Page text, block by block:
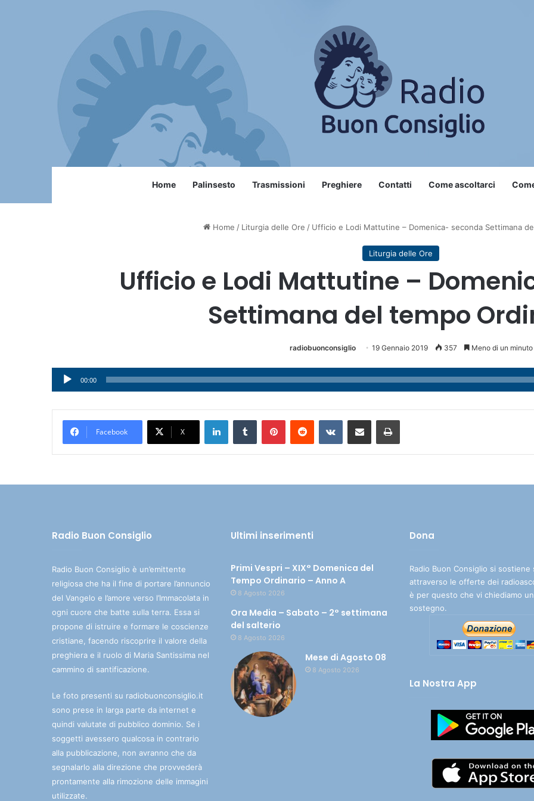
Home Palinsesto Trasmissioni Preghiere Contatti Come ascoltarci
Home / Liturgia delle Ore / Ufficio e Lodi Mattutine – Domenica- seconda Settimana
Liturgia delle Ore
Ufficio e Lodi Mattutine –
Settimana del tempo
radiobuonconsiglio 19 Gennaio 2019 357 Meno di un minuto
Audio
Player
00:00
Facebook X
Radio Buon Consiglio
Radio Buon Consiglio è un’emittente
religiosa che ha il fine di portare l’annuncio
del Vangelo e l’amore verso l’Immacolata in
ogni cuore che batte sulla terra. Essa si
propone di istruire e formare le coscienze
cristiane, facendo riscoprire il valore della
preghiera e il ruolo di Maria Santissima nel
cammino di santificazione.
Le foto presenti su radiobuonconsiglio.it
sono prese in larga parte da internet e
quindi valutate di pubblico dominio. Se i
soggetti avessero qualcosa in contrario
alla pubblicazione, non avranno che da
segnalarlo alla direzione che provvederà
prontamente alla rimozione delle immagini
utilizzate.
Ultimi inserimenti
Primi Vespri – XIX° Domenica del
Tempo Ordinario – Anno A
8 Agosto 2026
Ora Media – Sabato – 2° settimana
del salterio
8 Agosto 2026
Mese di Agosto 08
8 Agosto 2026
Dona
Radio Buon Consiglio si sostiene
attraverso le offerte dei
è per questo che vi chiediamo un
sostegno.
La Nostra App